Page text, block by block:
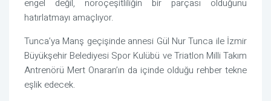
engel değil, nöroçeşitliliğin bir parçası olduğunu
hatırlatmayı amaçlıyor.
Tunca’ya Manş geçişinde annesi Gül Nur Tunca ile İzmir
Büyükşehir Belediyesi Spor Kulübü ve Triatlon Milli Takım
Antrenörü Mert Onaran’ın da içinde olduğu rehber tekne
eşlik edecek.